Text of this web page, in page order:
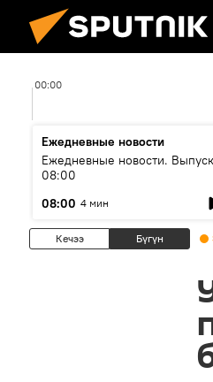
00:00
Ежедневные новости
Ежедневные новости. Выпуск
08:00
08:00 4 мин
Кечээ Бүгүн